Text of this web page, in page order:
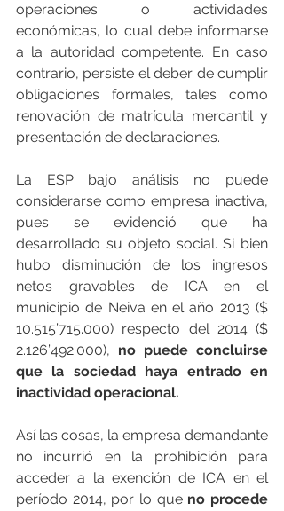
operaciones o actividades
económicas, lo cual debe informarse
a la autoridad competente. En caso
contrario, persiste el deber de cumplir
obligaciones formales, tales como
renovación de matrícula mercantil y
presentación de declaraciones.
La ESP bajo análisis no puede
considerarse como empresa inactiva,
pues se evidenció que ha
desarrollado su objeto social. Si bien
hubo disminución de los ingresos
netos gravables de ICA en el
municipio de Neiva en el año 2013 ($
10.515’715.000) respecto del 2014 ($
2.126’492.000), no puede concluirse
que la sociedad haya entrado en
inactividad operacional.
Así las cosas, la empresa demandante
no incurrió en la prohibición para
acceder a la exención de ICA en el
período 2014, por lo que no procede